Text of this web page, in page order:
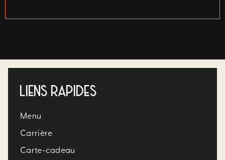
LIENS RAPIDES
Menu
Carrière​
Carte-cadeau